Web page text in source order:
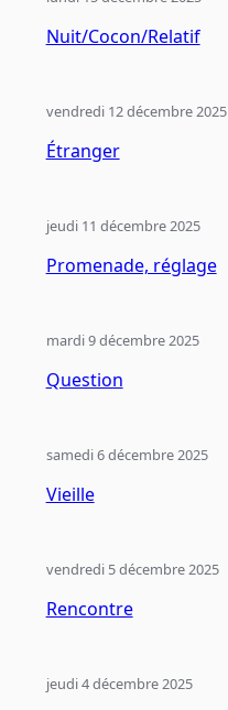
Nuit/Cocon/Relatif
Étranger
vendredi 12 décembre 2025
Promenade, réglage
jeudi 11 décembre 2025
Question
mardi 9 décembre 2025
Vieille
samedi 6 décembre 2025
Rencontre
vendredi 5 décembre 2025
jeudi 4 décembre 2025